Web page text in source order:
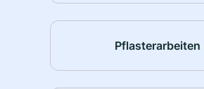
Pflasterarbeiten